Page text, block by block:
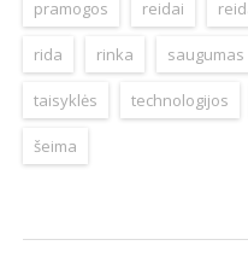
pramogos reidai
rida rinka saugumas
taisyklės technologijos
šeima